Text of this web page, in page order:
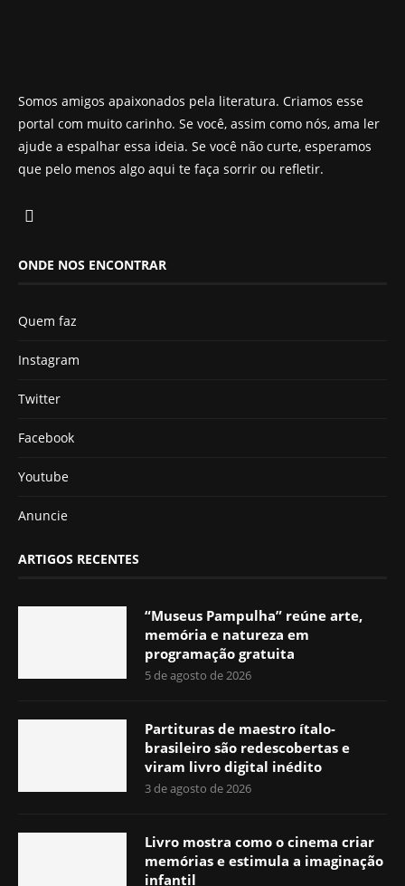
Somos amigos apaixonados pela literatura. Criamos esse
portal com muito carinho. Se você, assim como nós, ama ler
ajude a espalhar essa ideia. Se você não curte, esperamos
que pelo menos algo aqui te faça sorrir ou refletir.
ONDE NOS ENCONTRAR
Quem faz
Instagram
Twitter
Facebook
Youtube
Anuncie
ARTIGOS RECENTES
“Museus Pampulha” reúne arte,
memória e natureza em
programação gratuita
5 de agosto de 2026
Partituras de maestro ítalo-
brasileiro são redescobertas e
viram livro digital inédito
3 de agosto de 2026
Livro mostra como o cinema criar
memórias e estimula a imaginação
infantil